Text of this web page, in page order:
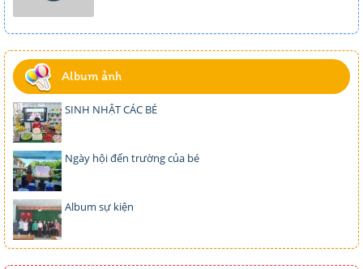
Album ảnh
SINH NHẬT CÁC BÉ
Ngày hội đến trường của bé
Album sự kiện